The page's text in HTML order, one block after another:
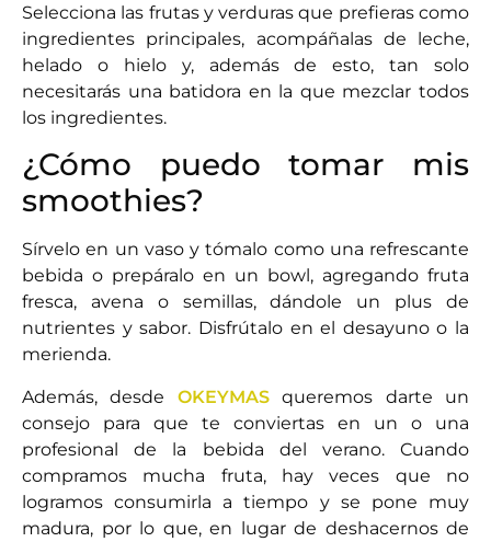
Selecciona las frutas y verduras que prefieras como
ingredientes principales, acompáñalas de leche,
helado o hielo y, además de esto, tan solo
necesitarás una batidora en la que mezclar todos
los ingredientes.
¿Cómo puedo tomar mis
smoothies?
Sírvelo en un vaso y tómalo como una refrescante
bebida o prepáralo en un bowl, agregando fruta
fresca, avena o semillas, dándole un plus de
nutrientes y sabor. Disfrútalo en el desayuno o la
merienda.
Además, desde OKEYMASqueremos darte un
consejo para que te conviertas en un o una
profesional de la bebida del verano. Cuando
compramos mucha fruta, hay veces que no
logramos consumirla a tiempo y se pone muy
madura, por lo que, en lugar de deshacernos de